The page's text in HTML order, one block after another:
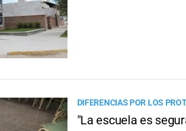
DIFERENCIAS POR LOS
"La escuela es